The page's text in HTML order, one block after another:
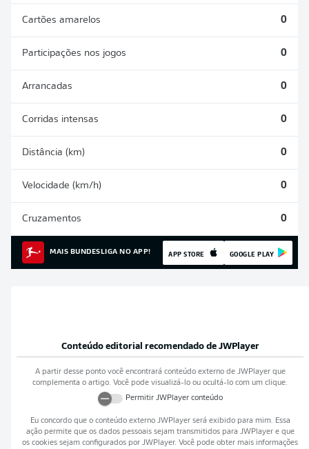
Cartões amarelos 0
Participações nos jogos 0
Arrancadas 0
Corridas intensas 0
Distância (km) 0
Velocidade (km/h) 0
Cruzamentos 0
MAIS BUNDESLIGA NO APP! APP STORE GOOGLE PLAY
Conteúdo editorial recomendado de JWPlayer
A partir desse ponto você encontrará conteúdo externo de JWPlayerque
complementa o artigo. Você pode visualizá-lo ou ocultá-lo com um clique.
Permitir JWPlayerconteúdo
Eu concordo que o conteúdo externo JWPlayerserá exibido para mim. Essa
ação permite que os dados pessoais sejam transmitidos para JWPlayere que
os cookies sejam configurados por JWPlayer. Você pode obter mais informações